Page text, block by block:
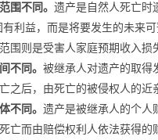
围不同。 遗产是自然人死亡时
有利益，而是将要发生的未来
围则是受害人家庭预期收入损
不同。 被继承人对遗产的取得
之后，由死亡的被侵权人的近
不同。 遗产是被继承人的个人
亡而由赔偿权利人依法获得